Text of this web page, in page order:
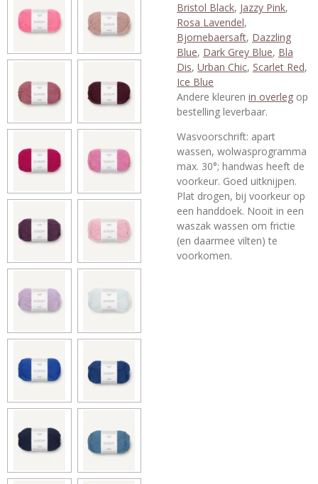
Bristol Black, Jazzy Pink,
Rosa Lavendel,
Bjornebaersaft, Dazzling
Blue, Dark Grey Blue, Bla
Dis, Urban Chic, Scarlet Red,
Ice Blue
Andere kleuren in overleg op
bestelling leverbaar.
Wasvoorschrift: apart
wassen, wolwasprogramma
max. 30°; handwas heeft de
voorkeur. Goed uitknijpen.
Plat drogen, bij voorkeur op
een handdoek. Nooit in een
waszak wassen om frictie
(en daarmee vilten) te
voorkomen.